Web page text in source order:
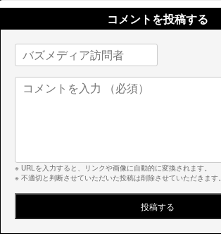
コメントを投稿する
※ URLを入力すると、リンクや画像に自動的に変換されます。
※ 不適切と判断させていただいた投稿は削除させていただきます。